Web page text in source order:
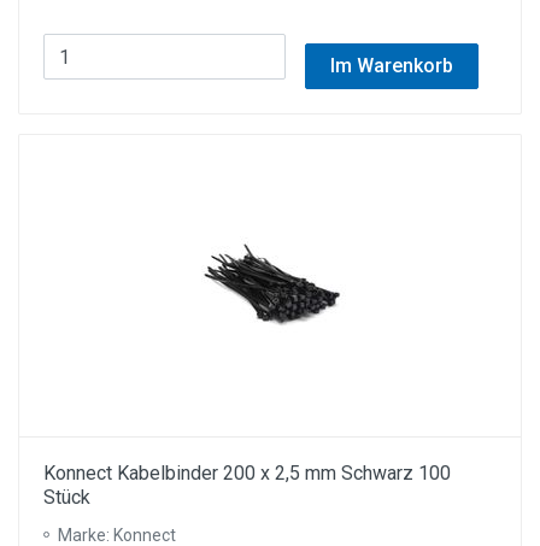
Im Warenkorb
Konnect Kabelbinder 200 x 2,5 mm Schwarz 100
Stück
Marke: Konnect